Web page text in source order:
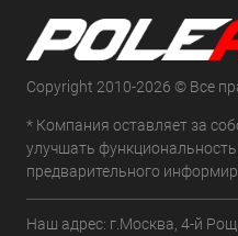
Copyright 2010-2026 © Все
* Компания оставляет за
улучшать
предварительного
Наш адрес: г.Москва, 4-й